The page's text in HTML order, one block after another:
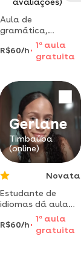
Aula de
gramática,
redação,
ortografia,
orientação para
monografias.
aulas e treinos
para estrangeiros
que são
apaixonados pela
língua portuguesa
R$60/h
1 aaula
gratuita
Gerlane
Timbaúba
(online)
Novata
Estudante de
idiomas dá aula
de inglês para
iniciantes.
metodologia
R$60/h
1 aaula
gratuita